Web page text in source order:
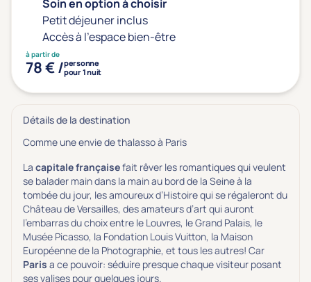
Soin en option à choisir
Petit déjeuner inclus
Accès à l'espace bien-être
à partir de
78 € /personne
pour 1 nuit
Détails de la destination
Comme une envie de thalasso à Paris
La capitale françaisefait rêver les romantiques qui veulent
se balader main dans la main au bord de la Seine à la
tombée du jour, les amoureux d’Histoire qui se régaleront du
Château de Versailles, des amateurs d’art qui auront
l’embarras du choix entre le Louvres, le Grand Palais, le
Musée Picasso, la Fondation Louis Vuitton, la Maison
Européenne de la Photographie, et tous les autres! Car
Paris a ce pouvoir: séduire presque chaque visiteur posant
ses valises pour quelques jours.